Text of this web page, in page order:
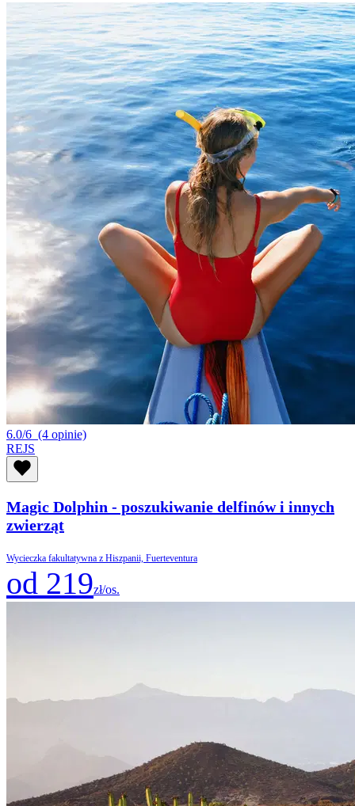
6.0/6 (4 opinie)
REJS
Magic Dolphin - poszukiwanie delfinów i innych
zwierząt
Wycieczka fakultatywna z Hiszpanii, Fuerteventura
od 219zł/os.